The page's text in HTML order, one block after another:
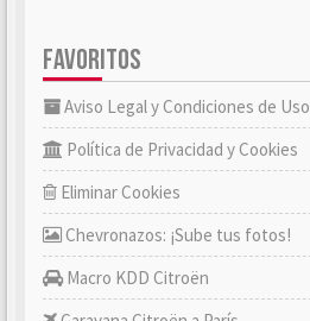
FAVORITOS
Aviso Legal y Condiciones de Uso
Política de Privacidad y Cookies
Eliminar Cookies
Chevronazos: ¡Sube tus fotos!
Macro KDD Citroën